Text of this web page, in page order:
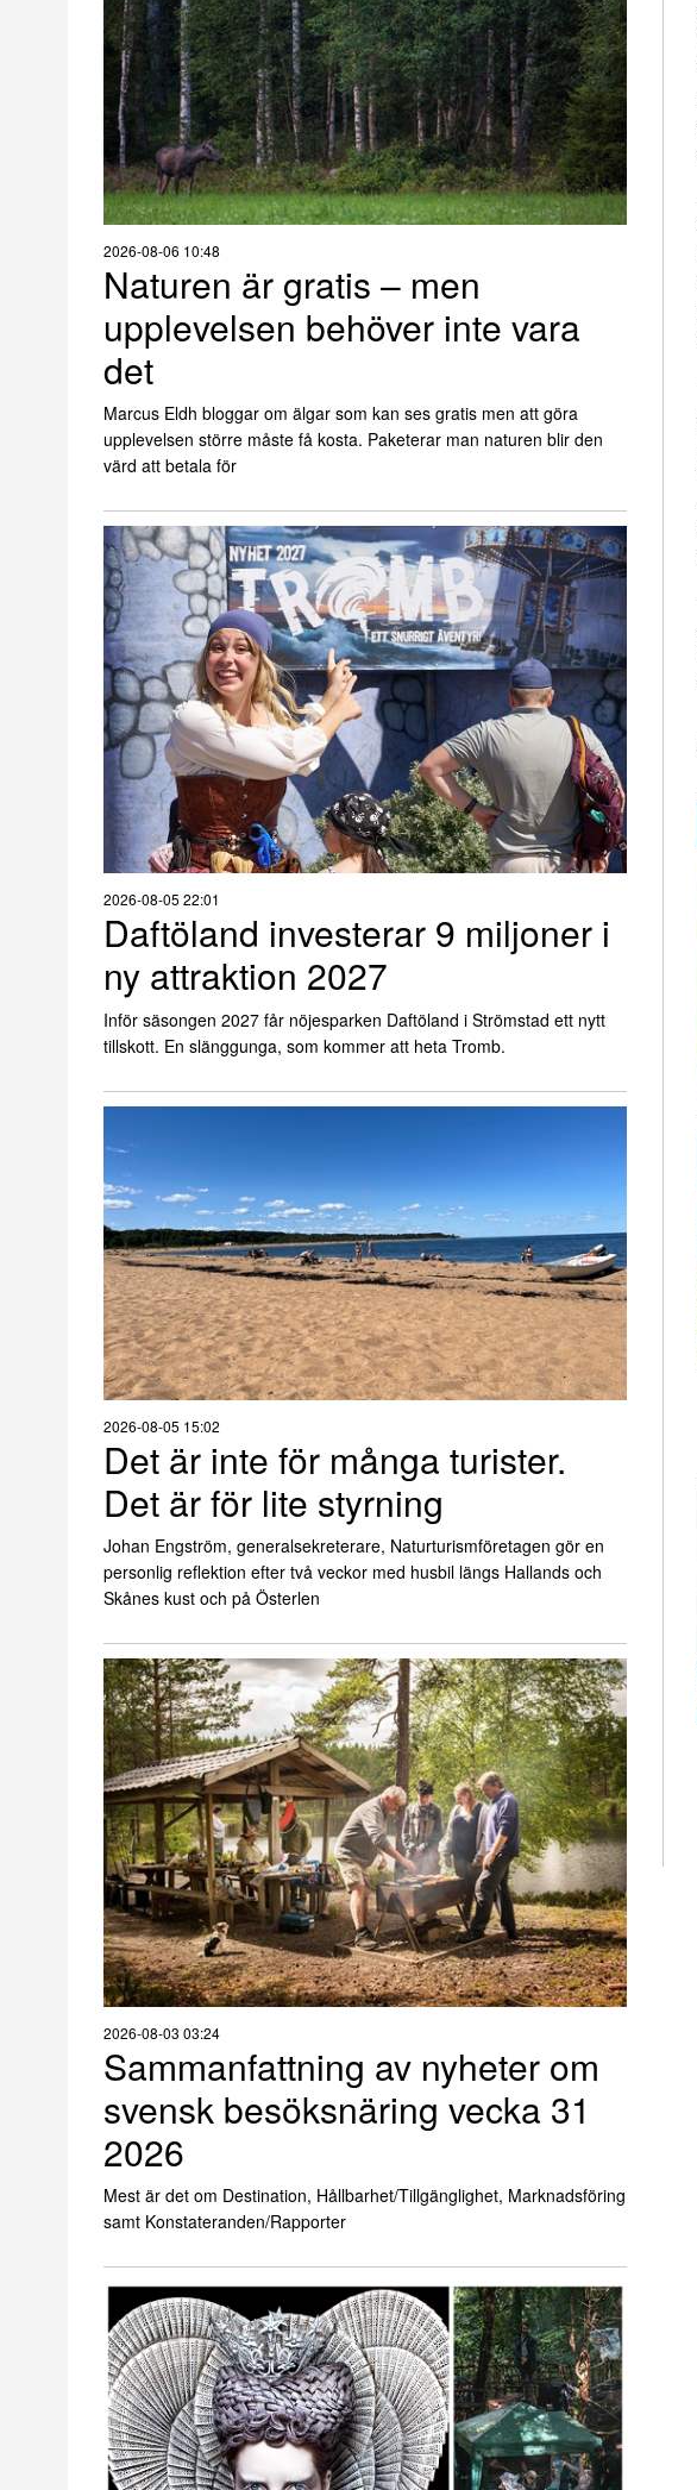
2026-08-06 10:48
Naturen är gratis – men
upplevelsen behöver inte vara
det
Marcus Eldh bloggar om älgar som kan ses gratis men att göra
upplevelsen större måste få kosta. Paketerar man naturen blir den
värd att betala för
2026-08-05 22:01
Daftöland investerar 9 miljoner i
ny attraktion 2027
Inför säsongen 2027 får nöjesparken Daftöland i Strömstad ett nytt
tillskott. En slänggunga, som kommer att heta Tromb.
2026-08-05 15:02
Det är inte för många turister.
Det är för lite styrning
Johan Engström, generalsekreterare, Naturturismföretagen gör en
personlig reflektion efter två veckor med husbil längs Hallands och
Skånes kust och på Österlen
2026-08-03 03:24
Sammanfattning av nyheter om
svensk besöksnäring vecka 31
2026
Mest är det om Destination, Hållbarhet/Tillgänglighet, Marknadsföring
samt Konstateranden/Rapporter